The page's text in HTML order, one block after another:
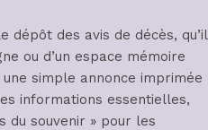
dépôt des avis de décès, qu’il
ou d’un espace mémoire
simple annonce imprimée
informations essentielles,
du souvenir » pour les